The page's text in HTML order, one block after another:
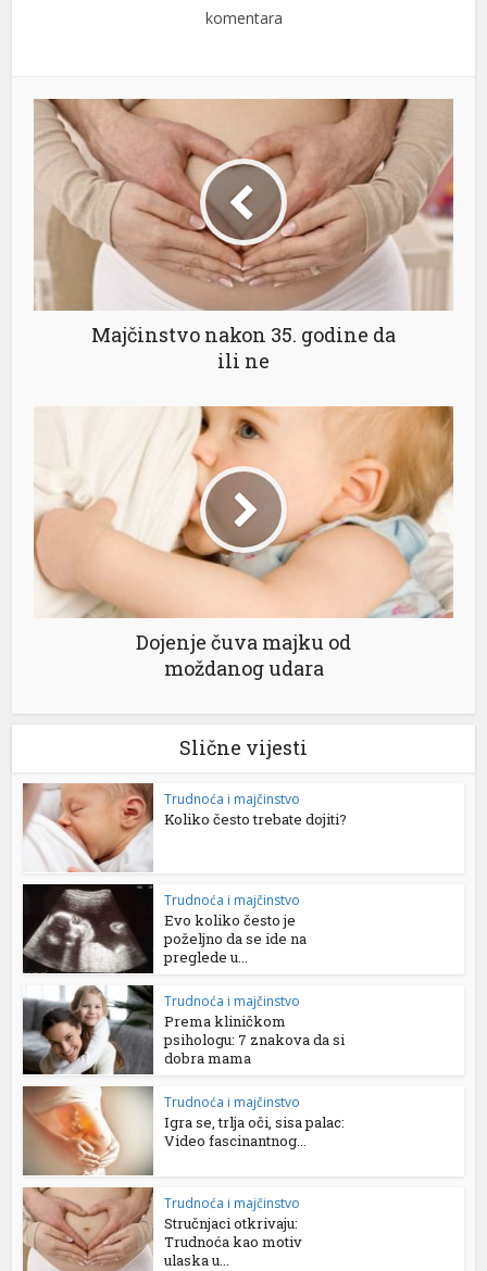
komentara
Majčinstvo nakon 35. godine da
ili ne
Dojenje čuva majku od
moždanog udara
Slične vijesti
Trudnoća i majčinstvo
Koliko često trebate dojiti?
Trudnoća i majčinstvo
Evo koliko često je
poželjno da se ide na
preglede u...
Trudnoća i majčinstvo
Prema kliničkom
psihologu: 7 znakova da si
dobra mama
Trudnoća i majčinstvo
Igra se, trlja oči, sisa palac:
Video fascinantnog...
Trudnoća i majčinstvo
Stručnjaci otkrivaju:
Trudnoća kao motiv
ulaska u...